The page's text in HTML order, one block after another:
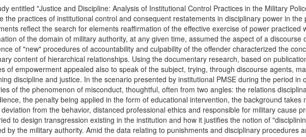
entitled "Justice and Discipline: Analysis of Institutional Control Practices in the Military
the practices of institutional control and consequent restatements in disciplinary power in
reflect the search for elements reaffirmation of the effective exercise of power
of the domain of military authority, at any given time, assumed the aspect of a
of "new" procedures of accountability and culpability of the offender characterized the
content of hierarchical relationships. Using the documentary research, based on
of empowerment appealed also to speak of the subject, trying, through discourse agents,
discipline and justice. In the scenario presented by institutional PMSE during the period
of the phenomenon of misconduct, thoughtful, often from two angles: the relations
the penalty being applied in the form of educational intervention, the background
from the behavior, distanced professional ethics and responsible for military cause
to design transgression existing in the institution and how it justifies the notion of
by the military authority. Amid the data relating to punishments and disciplinary procedures